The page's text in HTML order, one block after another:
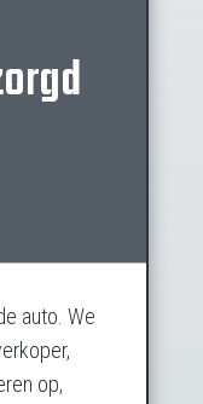
auto. We
op,